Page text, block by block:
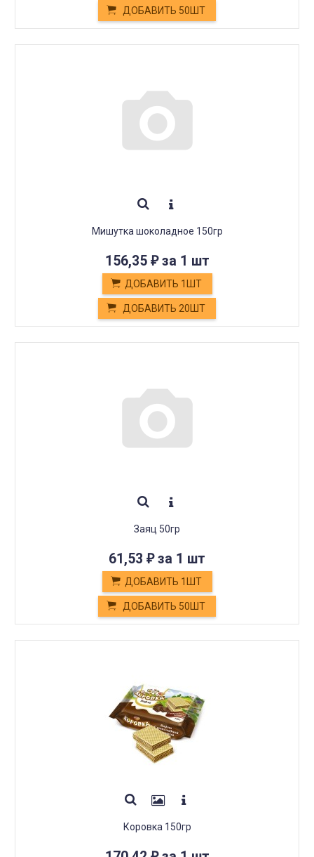
ДОБАВИТЬ 50ШТ
Мишутка шоколадное 150гр
156,35 ₽за 1 шт
ДОБАВИТЬ 1ШТ
ДОБАВИТЬ 20ШТ
Заяц 50гр
61,53 ₽за 1 шт
ДОБАВИТЬ 1ШТ
ДОБАВИТЬ 50ШТ
Коровка 150гр